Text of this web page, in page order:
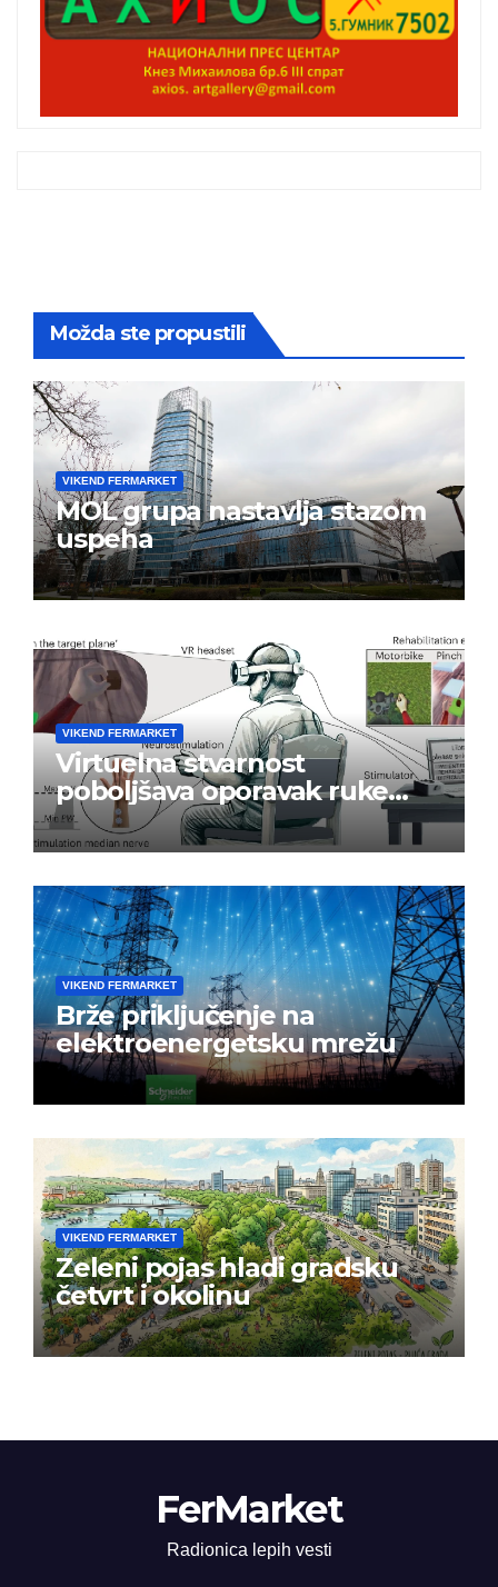
Možda ste propustili
VIKEND FERMARKET
MOL grupa nastavlja stazom
uspeha
VIKEND FERMARKET
Virtuelna stvarnost
poboljšava oporavak ruke
nakon moždanog udara
VIKEND FERMARKET
Brže priključenje na
elektroenergetsku mrežu
VIKEND FERMARKET
Zeleni pojas hladi gradsku
četvrt i okolinu
FerMarket
Radionica lepih vesti